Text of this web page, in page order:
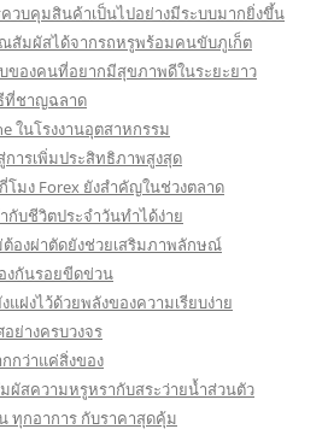
บคุมสินค้าเป็นไปอย่างมีระบบมากยิ่งขึ้น
สัมผัสได้จากรถหรูพร้อมคนขับภูเก็ต
ของคนที่อยากมีสุขภาพดีในระยะยาว
ที่ชาญฉลาด
ในโรงงานอุตสาหกรรม
การเพิ่มประสิทธิภาพสูงสุด
โมง Forex ยังสำคัญในช่วงตลาด
กับชีวิตประจำวันทำได้ง่าย
องผ่าตัดยังช่วยเสริมภาพลักษณ์
งกันรอยขีดข่วน
ฝงไว้ด้วยพลังของความเรียบง่าย
ย่างครบวงจร
กว่าแค่สิ่งของ
ผัสความหรูหรากับสระว่ายน้ำส่วนตัว
ทุกอาการ กับราคาสุดคุ้ม